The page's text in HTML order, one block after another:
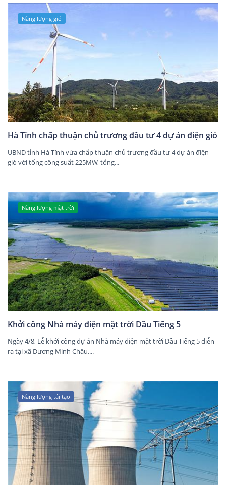
Năng lượng gió
Hà Tĩnh chấp thuận chủ trương đầu tư 4 dự án điện gió
UBND tỉnh Hà Tĩnh vừa chấp thuận chủ trương đầu tư 4 dự án điện
gió với tổng công suất 225MW, tổng...
Năng lượng mặt trời
Khởi công Nhà máy điện mặt trời Dầu Tiếng 5
Ngày 4/8, Lễ khởi công dự án Nhà máy điện mặt trời Dầu Tiếng 5 diễn
ra tại xã Dương Minh Châu,...
Năng lượng tái tạo